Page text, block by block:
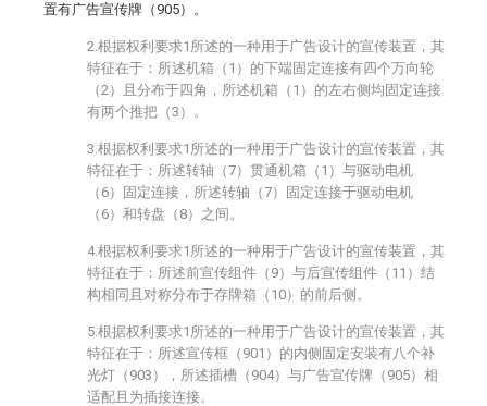
置有广告宣传牌（905）。
2.根据权利要求1所述的一种用于广告设计的宣传装置，其
特征在于：所述机箱（1）的下端固定连接有四个万向轮
（2）且分布于四角，所述机箱（1）的左右侧均固定连接
有两个推把（3）。
3.根据权利要求1所述的一种用于广告设计的宣传装置，其
特征在于：所述转轴（7）贯通机箱（1）与驱动电机
（6）固定连接，所述转轴（7）固定连接于驱动电机
（6）和转盘（8）之间。
4.根据权利要求1所述的一种用于广告设计的宣传装置，其
特征在于：所述前宣传组件（9）与后宣传组件（11）结
构相同且对称分布于存牌箱（10）的前后侧。
5.根据权利要求1所述的一种用于广告设计的宣传装置，其
特征在于：所述宣传框（901）的内侧固定安装有八个补
光灯（903），所述插槽（904）与广告宣传牌（905）相
适配且为插接连接。